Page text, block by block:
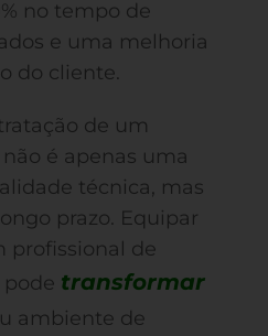
no tempo de
e uma melhoria
do cliente.
de um
é apenas uma
técnica, mas
prazo. Equipar
profissional de
transformar
ambiente de